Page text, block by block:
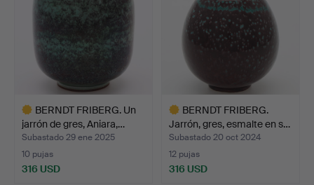
BERNDT FRIBERG. Un
jarrón de gres, Aniara,…
Subastado 29 ene 2025
10 pujas
316 USD
BERNDT FRIBERG.
Jarrón, gres, esmalte en s…
Subastado 20 oct 2024
12 pujas
316 USD